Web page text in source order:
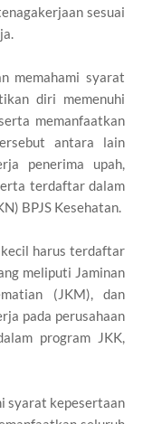
sesuai
memahami syarat
diri memenuhi
memanfaatkan
antara lain
penerima upah,
terdaftar dalam
BPJS Kesehatan.
kecil harus terdaftar
meliputi Jaminan
(JKM), dan
pada perusahaan
program JKK,
syarat kepesertaan